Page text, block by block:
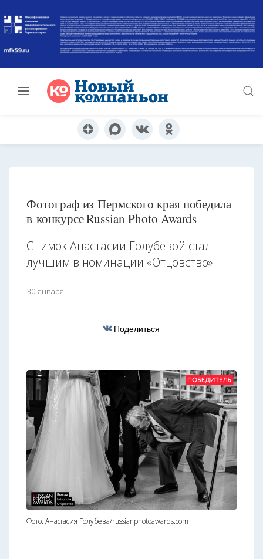
Фотограф из Пермского края победила
в конкурсе Russian Photo Awards
Снимок Анастасии Голубевой стал
лучшим в номинации «Отцовство»
30 января
Поделиться
Фото: Анастасия Голубева/russianphotoawards.com